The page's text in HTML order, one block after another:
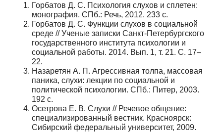
Горбатов Д. С. Психология слухов и сплетен:
монография. СПб.: Речь, 2012. 233 с.
Горбатов Д. С. Функции слухов в социальной
среде // Ученые записки Санкт-Петербургского
государственного института психологии и
социальной работы. 2014. Вып. 1, т. 21. С. 17–
22.
Назаретян А. П. Агрессивная толпа, массовая
паника, слухи: лекции по социальной и
политической психологии. СПб.: Питер, 2003.
192 с.
Осетрова Е. В. Слухи // Речевое общение:
специализированный вестник. Красноярск:
Сибирский федеральный университет, 2009.